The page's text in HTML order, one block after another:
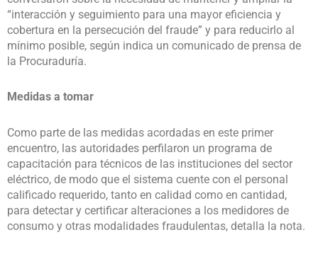
“interacción y seguimiento para una mayor eficiencia y
cobertura en la persecución del fraude” y para reducirlo al
mínimo posible, según indica un comunicado de prensa de
la Procuraduría.
Medidas a tomar
Como parte de las medidas acordadas en este primer
encuentro, las autoridades perfilaron un programa de
capacitación para técnicos de las instituciones del sector
eléctrico, de modo que el sistema cuente con el personal
calificado requerido, tanto en calidad como en cantidad,
para detectar y certificar alteraciones a los medidores de
consumo y otras modalidades fraudulentas, detalla la nota.